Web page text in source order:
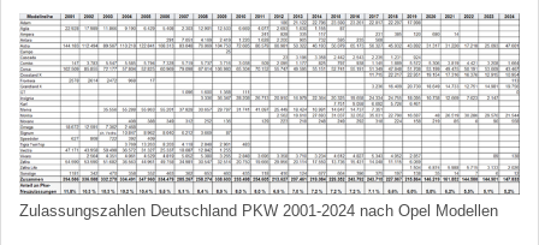
Zulassungszahlen Deutschland PKW 2001-2024 nach Opel Modellen